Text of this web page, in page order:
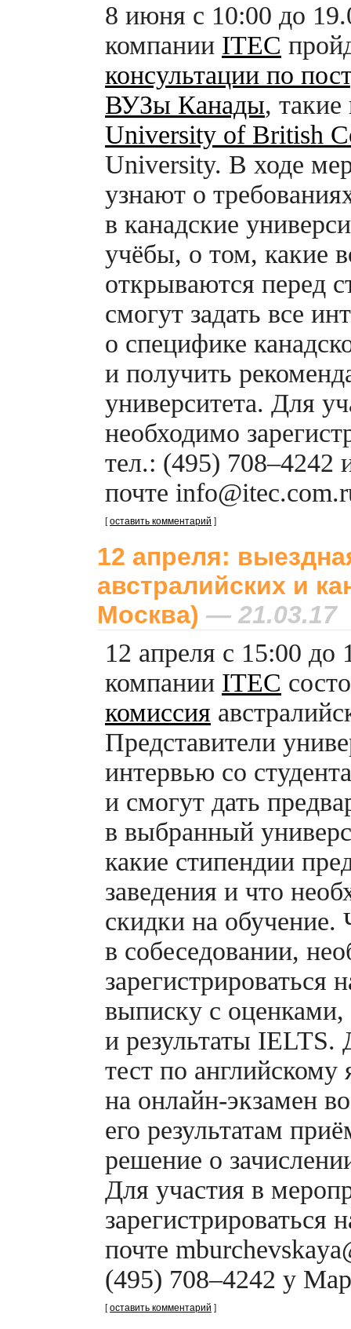
8 июня с 10:00 до
компании ITEC
консультации по
ВУЗы Канады,
University of British
University. В ходе
узнают о
в канадские
учёбы, о том, какие
открываются перед
смогут задать все
о специфике
и получить
университета. Для
необходимо
тел.: (495) 708–4242
почте
[оставить комментарий ]
12 апреля:
австралийских и
Москва) — 21.03.17
12 апреля с 15:00
компании ITEC
комиссия
Представители
интервью со
и смогут дать
в выбранный
какие стипендии
заведения и что
скидки на обучение.
в собеседовании,
зарегистрироваться
выписку с
и результаты IELTS.
тест по
на онлайн-экзамен
его результатам
решение о
Для участия в
зарегистрироваться
почте
(495) 708–4242 у
[оставить комментарий ]